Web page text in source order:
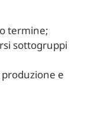
termine;
sottogruppi
e